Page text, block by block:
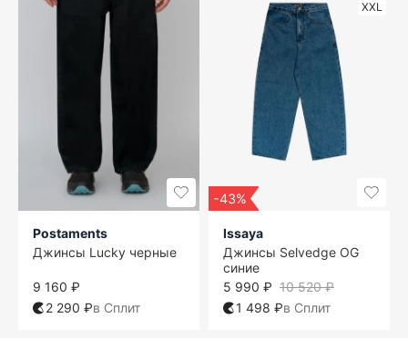
Postaments
Джинсы Lucky черные
9 160 ₽
2 290 ₽в Сплит
XXL
-43%
Issaya
Джинсы Selvedge OG
синие
10 520 ₽
5 990 ₽
1 498 ₽в Сплит